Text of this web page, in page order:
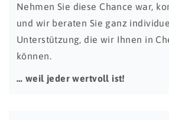
Nehmen Sie diese Chance war,
und wir beraten Sie ganz
Unterstützung, die wir Ihnen in
können.
… weil jeder wertvoll ist!